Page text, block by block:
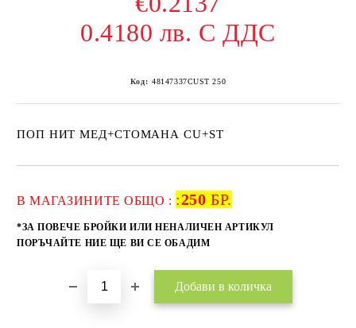
0.4180 лв. С ДДС
Код: 48147337CUST 250
ПОП НИТ МЕД+СТОМАНА CU+ST
В МАГАЗИНИТЕ ОБЩО : :250 БР.
*ЗА ПОВЕЧЕ БРОЙКИ ИЛИ НЕНАЛИЧЕН АРТИКУЛ
ПОРЪЧАЙТЕ НИЕ ЩЕ ВИ СЕ ОБАДИМ